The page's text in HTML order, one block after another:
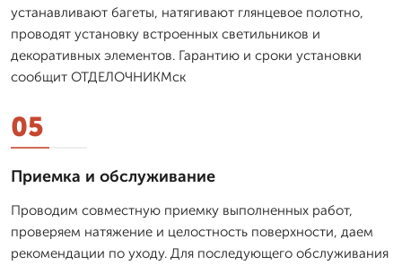
устанавливают багеты, натягивают глянцевое полотно,
проводят установку встроенных светильников и
декоративных элементов. Гарантию и сроки установки
сообщит ОТДЕЛОЧНИКМск
05
Приемка и обслуживание
Проводим совместную приемку выполненных работ,
проверяем натяжение и целостность поверхности, даем
рекомендации по уходу. Для последующего обслуживания